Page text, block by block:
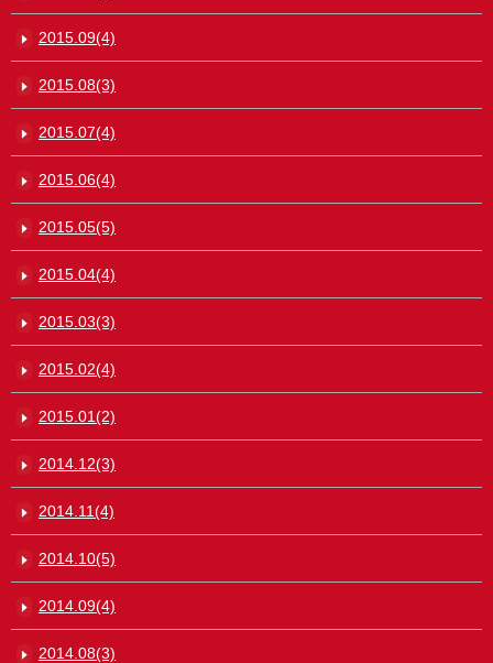
2015.09(4)
2015.08(3)
2015.07(4)
2015.06(4)
2015.05(5)
2015.04(4)
2015.03(3)
2015.02(4)
2015.01(2)
2014.12(3)
2014.11(4)
2014.10(5)
2014.09(4)
2014.08(3)